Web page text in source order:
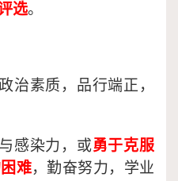
选。
治素质，品行端正，
感染力，或勇于克服
难，勤奋努力，学业